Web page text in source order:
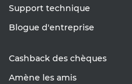
Support technique
Blogue d'entreprise
Cashback des chèques
Amène les amis